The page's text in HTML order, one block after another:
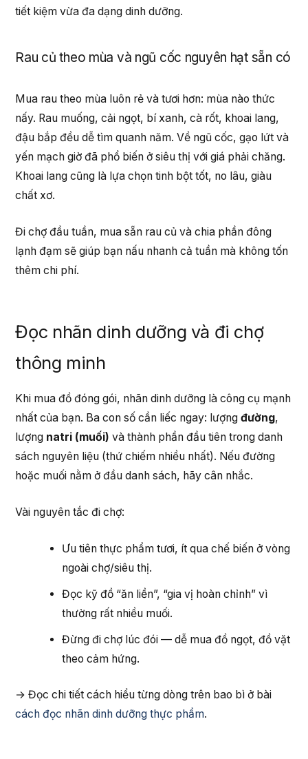
tiết kiệm vừa đa dạng dinh dưỡng.
Rau củ theo mùa và ngũ cốc nguyên hạt sẵn có
Mua rau theo mùa luôn rẻ và tươi hơn: mùa nào thức
nấy. Rau muống, cải ngọt, bí xanh, cà rốt, khoai lang,
đậu bắp đều dễ tìm quanh năm. Về ngũ cốc, gạo lứt và
yến mạch giờ đã phổ biến ở siêu thị với giá phải chăng.
Khoai lang cũng là lựa chọn tinh bột tốt, no lâu, giàu
chất xơ.
Đi chợ đầu tuần, mua sẵn rau củ và chia phần đông
lạnh đạm sẽ giúp bạn nấu nhanh cả tuần mà không tốn
thêm chi phí.
Đọc nhãn dinh dưỡng và đi chợ
thông minh
Khi mua đồ đóng gói, nhãn dinh dưỡng là công cụ mạnh
nhất của bạn. Ba con số cần liếc ngay: lượngđường,
lượng natri (muối) và thành phần đầu tiên trong danh
sách nguyên liệu (thứ chiếm nhiều nhất). Nếu đường
hoặc muối nằm ở đầu danh sách, hãy cân nhắc.
Vài nguyên tắc đi chợ:
Ưu tiên thực phẩm tươi, ít qua chế biến ở vòng
ngoài chợ/siêu thị.
Đọc kỹ đồ “ăn liền”, “gia vị hoàn chỉnh” vì
thường rất nhiều muối.
Đừng đi chợ lúc đói — dễ mua đồ ngọt, đồ vặt
theo cảm hứng.
→ Đọc chi tiết cách hiểu từng dòng trên bao bì ở bài
cách đọc nhãn dinh dưỡng thực phẩm.